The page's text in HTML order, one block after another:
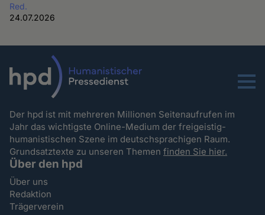
Red.
24.07.2026
Menu
Der hpd ist mit mehreren Millionen Seitenaufrufen im
Jahr das wichtigste Online-Medium der freigeistig-
humanistischen Szene im deutschsprachigen Raum.
Grundsatztexte zu unseren Themenfinden Sie hier.
Über den hpd
Über uns
Redaktion
Trägerverein